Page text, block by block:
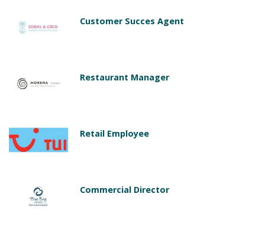
Customer Succes Agent
Restaurant Manager
Retail Employee
Commercial Director